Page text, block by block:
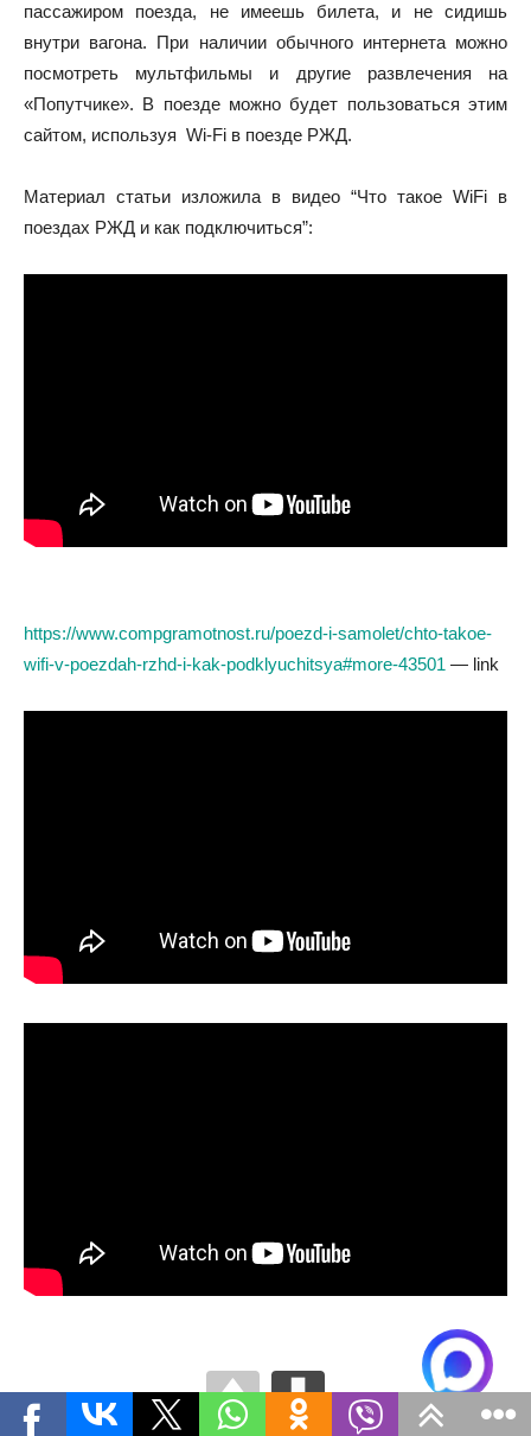
пассажиром поезда, не имеешь билета, и не сидишь
внутри вагона. При наличии обычного интернета можно
посмотреть мультфильмы и другие развлечения на
«Попутчике». В поезде можно будет пользоваться этим
сайтом, используя Wi-Fi в поезде РЖД.
Материал статьи изложила в видео “Что такое WiFi в
поездах РЖД и как подключиться”:
https://www.compgramotnost.ru/poezd-i-samolet/chto-takoe-
wifi-v-poezdah-rzhd-i-kak-podklyuchitsya#more-43501 — link